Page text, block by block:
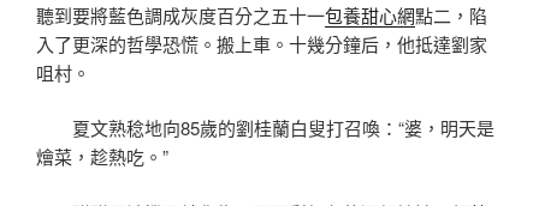
聽到要將藍色調成灰度百分之五十一包養甜心網點二，陷
入了更深的哲學恐慌。搬上車。十幾分鐘后，他抵達劉家
咀村。
夏文熟稔地向85歲的劉桂蘭白叟打召喚：“婆，明天是
燴菜，趁熱吃。”